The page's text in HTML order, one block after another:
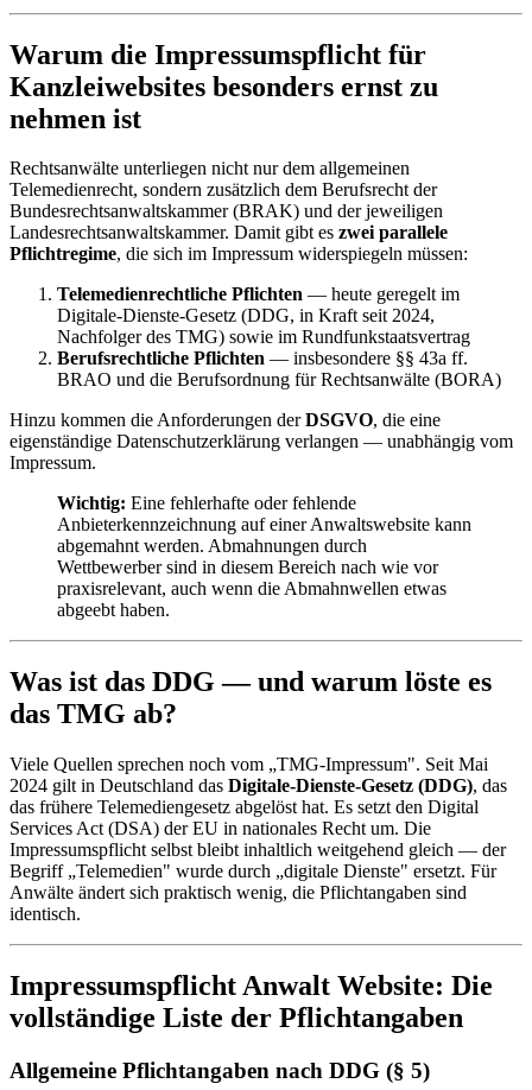
Warum die Impressumspflicht für
Kanzleiwebsites besonders ernst zu
nehmen ist
Rechtsanwälte unterliegen nicht nur dem allgemeinen
Telemedienrecht, sondern zusätzlich dem Berufsrecht der
Bundesrechtsanwaltskammer (BRAK) und der jeweiligen
Landesrechtsanwaltskammer. Damit gibt es zwei parallele
Pflichtregime, die sich im Impressum widerspiegeln müssen:
Telemedienrechtliche Pflichten — heute geregelt im
Digitale-Dienste-Gesetz (DDG, in Kraft seit 2024,
Nachfolger des TMG) sowie im Rundfunkstaatsvertrag
Berufsrechtliche Pflichten — insbesondere §§ 43a ff.
BRAO und die Berufsordnung für Rechtsanwälte (BORA)
Hinzu kommen die Anforderungen derDSGVO, die eine
eigenständige Datenschutzerklärung verlangen — unabhängig vom
Impressum.
Wichtig: Eine fehlerhafte oder fehlende
Anbieterkennzeichnung auf einer Anwaltswebsite kann
abgemahnt werden. Abmahnungen durch
Wettbewerber sind in diesem Bereich nach wie vor
praxisrelevant, auch wenn die Abmahnwellen etwas
abgeebt haben.
Was ist das DDG — und warum löste es
das TMG ab?
Viele Quellen sprechen noch vom „TMG-Impressum". Seit Mai
2024 gilt in Deutschland das Digitale-Dienste-Gesetz (DDG), das
das frühere Telemediengesetz abgelöst hat. Es setzt den Digital
Services Act (DSA) der EU in nationales Recht um. Die
Impressumspflicht selbst bleibt inhaltlich weitgehend gleich — der
Begriff „Telemedien" wurde durch „digitale Dienste" ersetzt. Für
Anwälte ändert sich praktisch wenig, die Pflichtangaben sind
identisch.
Impressumspflicht Anwalt Website: Die
vollständige Liste der Pflichtangaben
Allgemeine Pflichtangaben nach DDG (§ 5)